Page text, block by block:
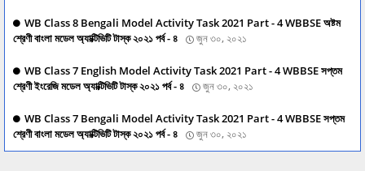
WB Class 8 Bengali Model Activity Task 2021 Part - 4 WBBSE অষ্টম
শ্রেণী বাংলা মডেল অ্যাক্টিভিটি টাস্ক ২০২১ পর্ব - ৪
জুন ৩০, ২০২১
WB Class 7 English Model Activity Task 2021 Part - 4 WBBSE সপ্তম
শ্রেণী ইংরেজি মডেল অ্যাক্টিভিটি টাস্ক ২০২১ পর্ব - ৪
জুন ৩০, ২০২১
WB Class 7 Bengali Model Activity Task 2021 Part - 4 WBBSE সপ্তম
শ্রেণী বাংলা মডেল অ্যাক্টিভিটি টাস্ক ২০২১ পর্ব - ৪
জুন ৩০, ২০২১